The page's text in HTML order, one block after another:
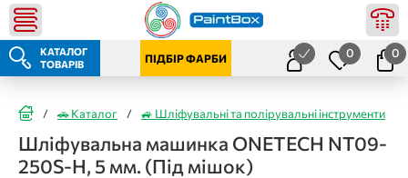
КАТАЛОГ
ТОВАРІВ
ПІДБІР ФАРБИ 0 0
/ 🚗 Каталог / 🚙 Шліфувальні та полірувальні інструменти
Шліфувальна машинка ONETECH NT09-
250S-H, 5 мм. (Під мішок)